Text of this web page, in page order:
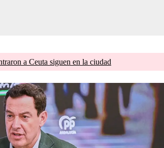
a Ceuta siguen en la ciudad